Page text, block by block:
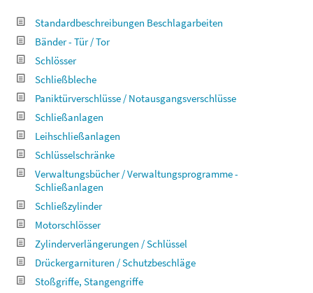
Standardbeschreibungen Beschlagarbeiten
Bänder - Tür / Tor
Schlösser
Schließbleche
Paniktürverschlüsse / Notausgangsverschlüsse
Schließanlagen
Leihschließanlagen
Schlüsselschränke
Verwaltungsbücher / Verwaltungsprogramme -
Schließanlagen
Schließzylinder
Motorschlösser
Zylinderverlängerungen / Schlüssel
Drückergarnituren / Schutzbeschläge
Stoßgriffe, Stangengriffe